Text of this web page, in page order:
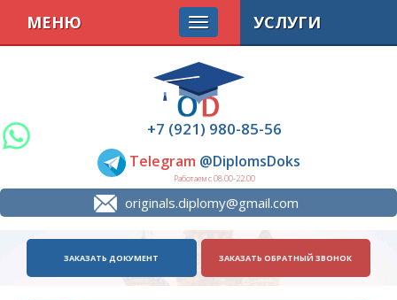
+7 (921) 980-85-56
Telegram @DiplomsDoks
Работаем с 08.00-22.00
originals.diplomy@gmail.com
МЕНЮ
ЗАКАЗАТЬ ДОКУМЕНТ ЗАКАЗАТЬ ОБРАТНЫЙ ЗВОНОК
УСЛУГИ